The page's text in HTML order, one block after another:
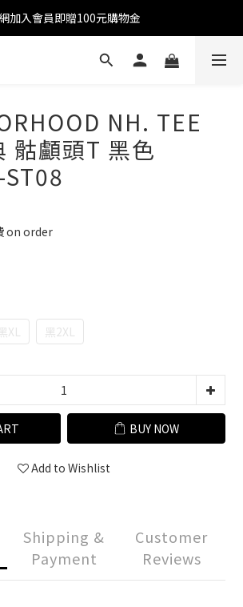
加入會員即贈100元購物金
加入會員即贈100元購物金
冊會員全館滿2000超商免運!!!
NH. TEE
骷顱頭T 黑色
on order
XL 黑2XL
BUY NOW
Add to Wishlist
Shipping &
Payment
Customer
Reviews